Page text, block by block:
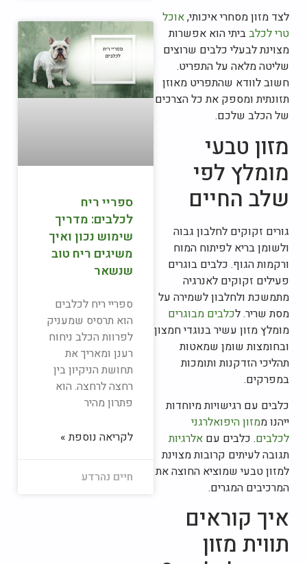
לצד מזון מסחרי איכותי,אוכל
טרי לכלבביתי הוא אפשרות
מצוינת לבעלי כלבים שרוצים
שליטה מלאה על התפריט.
חשוב לוודא שהתפריט מאוזן
תזונתית ומספק את כל הצרכים
של הכלב שלכם.
מזון טבעי
מומלץ לפי
שלב החיים
גורים זקוקים לחלבון גבוה
ולשומן בריא לפיתוח המוח
ורקמות הגוף. כלבים בוגרים
פעילים זקוקים לאנרגיה
מתמשכת ולחלבון לשמירה על
מסת שריר. לכלבים מבוגרים
מומלץ מזון עשיר בנוגדי חמצון
ובחומצות שומן שמאטות
תהליכי הזדקנות ותומכות
במפרקים.
כלבים עם רגישויות מיוחדות
ייהנו ממזון היפואלרגני
לכלבים. כלבים עם אלרגיות
תגובה לעיתים קרובות מצוינת
למזון טבעי שמוציא החוצה את
המרכיבים המגרים.
איך קוראים
תווית מזון
ספריי ריח
לכלבים: מדריך
שימוש נכון ואיך
משיגים ריח טוב
שנשאר
ספריי ריח לכלבים
הוא תרסיס שמעניק
לפרוות הכלב ניחוח
רענן ומאריך את
תחושת הניקיון בין
רחצה לרחצה. הוא
פתרון מהיר
לקריאה נוספת »
חיים נהרדע